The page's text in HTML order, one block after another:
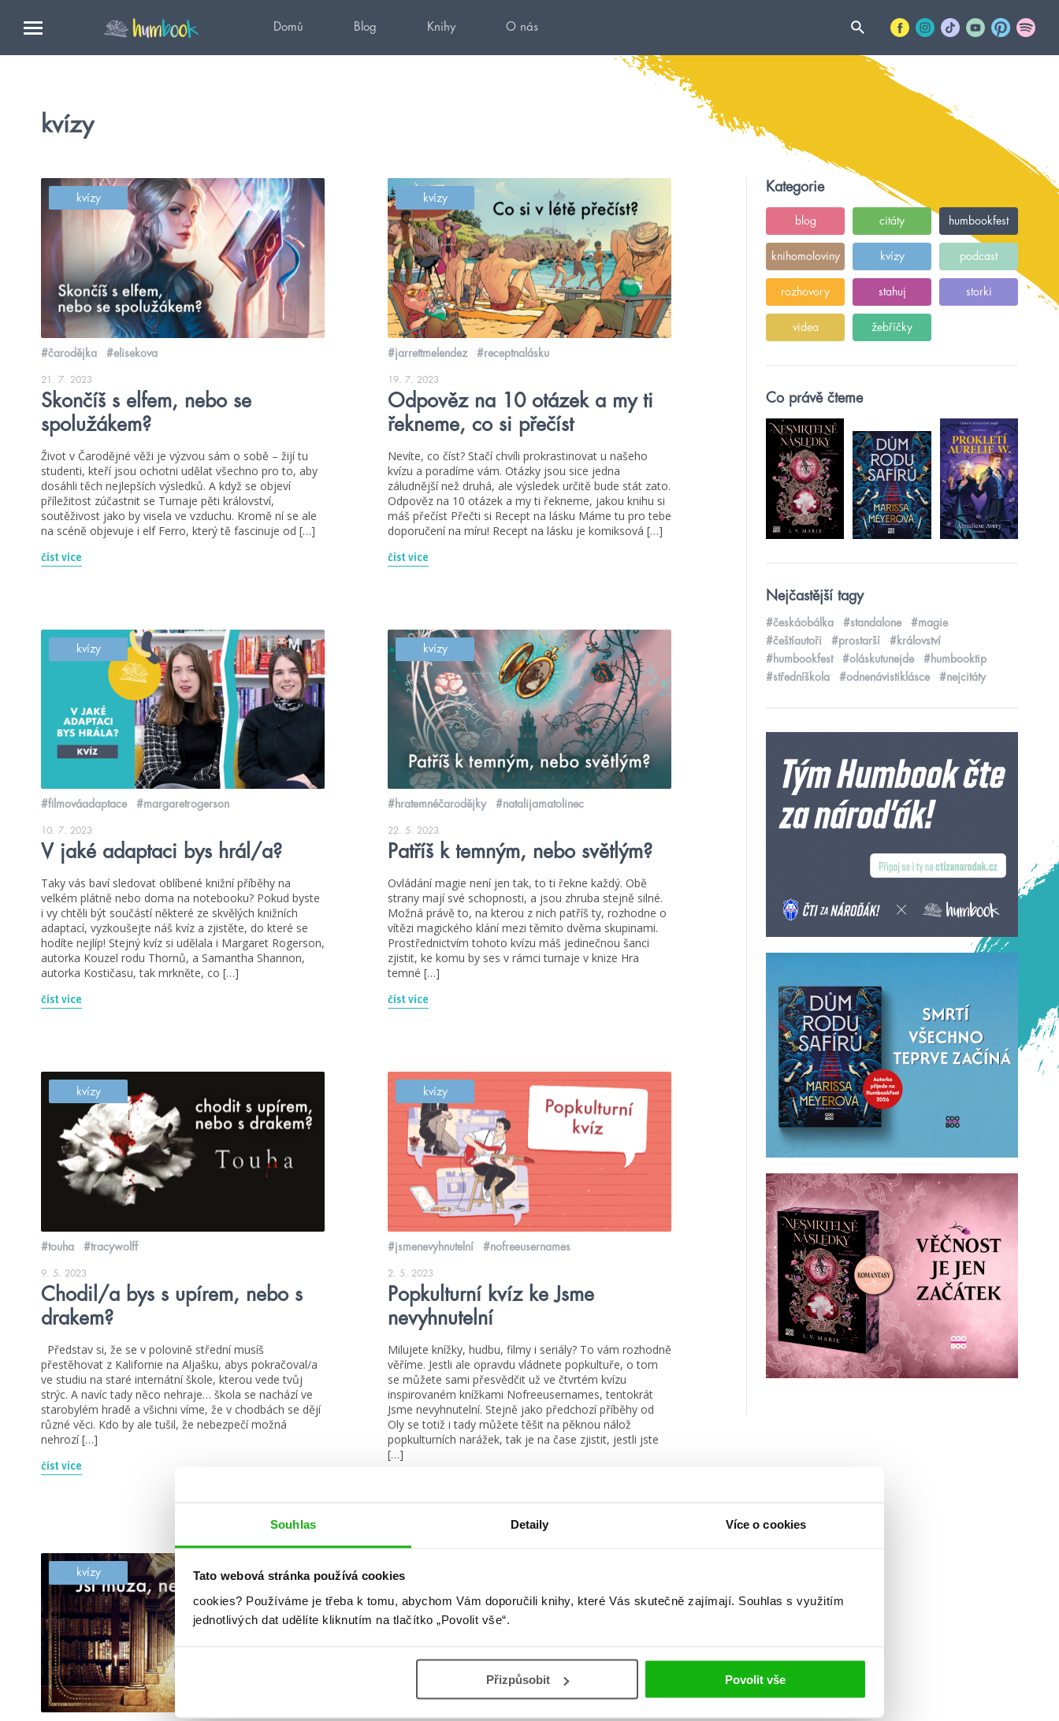
Souhlas Detaily Více o cookies
Tato webová stránka používá cookies
cookies? Používáme je třeba k tomu, abychom Vám doporučili knihy, které Vás skutečně zajímají. Souhlas s využitím
jednotlivých dat udělíte kliknutím na tlačítko „Povolit vše“.
Přizpůsobit Povolit vše
Domů Blog Knihy O nás
kvízy
kvízy
#čarodějka #elisekova
21. 7. 2023
Skončíš s elfem, nebo se
spolužákem?
Život v Čarodějné věži je výzvou sám o sobě – žijí tu
studenti, kteří jsou ochotni udělat všechno pro to, aby
dosáhli těch nejlepších výsledků. A když se objeví
příležitost zúčastnit se Turnaje pěti království,
soutěživost jako by visela ve vzduchu. Kromě ní se ale
na scéně objevuje i elf Ferro, který tě fascinuje od […]
číst více
kvízy
#jarrettmelendez #receptnalásku
19. 7. 2023
Odpověz na 10 otázek a my ti
řekneme, co si přečíst
Nevíte, co číst? Stačí chvíli prokrastinovat u našeho
kvízu a poradíme vám. Otázky jsou sice jedna
záludnější než druhá, ale výsledek určitě bude stát zato.
Odpověz na 10 otázek a my ti řekneme, jakou knihu si
máš přečíst Přečti si Recept na lásku Máme tu pro tebe
doporučení na míru! Recept na lásku je komiksová […]
číst více
kvízy
#filmováadaptace #margaretrogerson
10. 7. 2023
V jaké adaptaci bys hrál/a?
Taky vás baví sledovat oblíbené knižní příběhy na
velkém plátně nebo doma na notebooku? Pokud byste
i vy chtěli být součástí některé ze skvělých knižních
adaptací, vyzkoušejte náš kvíz a zjistěte, do které se
hodíte nejlíp! Stejný kvíz si udělala i Margaret Rogerson,
autorka Kouzel rodu Thornů, a Samantha Shannon,
autorka Kostičasu, tak mrkněte, co […]
číst více
kvízy
#hratemnéčarodějky #natalijamatolinec
22. 5. 2023
Patříš k temným, nebo světlým?
Ovládání magie není jen tak, to ti řekne každý. Obě
strany mají své schopnosti, a jsou zhruba stejně silné.
Možná právě to, na kterou z nich patříš ty, rozhodne o
vítězi magického klání mezi těmito dvěma skupinami.
Prostřednictvím tohoto kvízu máš jedinečnou šanci
zjistit, ke komu by ses v rámci turnaje v knize Hra
temné […]
číst více
kvízy
#touha #tracywolff
9. 5. 2023
Chodil/a bys s upírem, nebo s
drakem?
Představ si, že se v polovině střední musíš
přestěhovat z Kalifornie na Aljašku, abys pokračoval/a
ve studiu na staré internátní škole, kterou vede tvůj
strýc. A navíc tady něco nehraje… škola se nachází ve
starobylém hradě a všichni víme, že v chodbách se dějí
různé věci. Kdo by ale tušil, že nebezpečí možná
nehrozí […]
číst více
kvízy
#jsmenevyhnutelní #nofreeusernames
2. 5. 2023
Popkulturní kvíz ke Jsme
nevyhnutelní
Milujete knížky, hudbu, filmy i seriály? To vám rozhodně
věříme. Jestli ale opravdu vládnete popkultuře, o tom
se můžete sami přesvědčit už ve čtvrtém kvízu
inspirovaném knížkami Nofreeusernames, tentokrát
Jsme nevyhnutelní. Stejně jako předchozí příběhy od
Oly se totiž i tady můžete těšit na pěknou nálož
popkulturních narážek, tak je na čase zjistit, jestli jste
[…]
kvízy
Kategorie
blog citáty humbookfest
knihomoloviny kvízy podcast
rozhovory stahuj storki
videa žebříčky
Co právě čteme
Nejčastější tagy
#českáobálka #standalone
#magie
#češtíautoři
#prostarší
#království
#humbookfest
#oláskutunejde
#humbooktip
#středníškola
#odnenávistiklásce #nejcitáty